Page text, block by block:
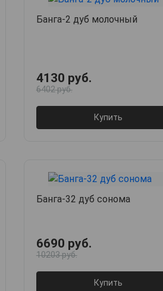
Банга-2 дуб молочный
4130 руб.
6402 руб.
Купить
Банга-32 дуб сонома
6690 руб.
10203 руб.
Купить